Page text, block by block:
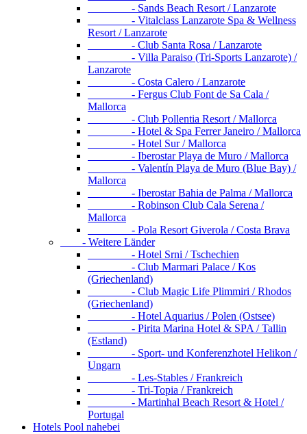
- Sands Beach Resort / Lanzarote
- Vitalclass Lanzarote Spa & Wellness
Resort / Lanzarote
- Club Santa Rosa / Lanzarote
- Villa Paraiso (Tri-Sports Lanzarote) /
Lanzarote
- Costa Calero / Lanzarote
- Fergus Club Font de Sa Cala /
Mallorca
- Club Pollentia Resort / Mallorca
- Hotel & Spa Ferrer Janeiro / Mallorca
- Hotel Sur / Mallorca
- Iberostar Playa de Muro / Mallorca
- Valentín Playa de Muro (Blue Bay) /
Mallorca
- Iberostar Bahia de Palma / Mallorca
- Robinson Club Cala Serena /
Mallorca
- Pola Resort Giverola / Costa Brava
- Weitere Länder
- Hotel Srni / Tschechien
- Club Marmari Palace / Kos
(Griechenland)
- Club Magic Life Plimmiri / Rhodos
(Griechenland)
- Hotel Aquarius / Polen (Ostsee)
- Pirita Marina Hotel & SPA / Tallin
(Estland)
- Sport- und Konferenzhotel Helikon /
Ungarn
- Les-Stables / Frankreich
- Tri-Topia / Frankreich
- Martinhal Beach Resort & Hotel /
Portugal
Hotels Pool nahebei